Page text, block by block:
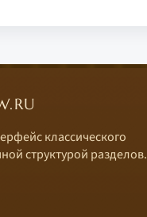
классического
структурой разделов.